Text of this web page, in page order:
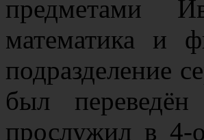
предметами
математика и
подразделение
был
прослужил в 4-